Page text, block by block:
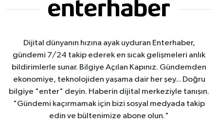
Dijital dünyanın hızına ayak uyduran Enterhaber,
gündemi 7/24 takip ederek en sıcak gelişmeleri anlık
bildirimlerle sunar. Bilgiye Açılan Kapınız. Gündemden
ekonomiye, teknolojiden yaşama dair her şey... Doğru
bilgiye "enter" deyin. Haberin dijital merkeziyle tanışın.
"Gündemi kaçırmamak için bizi sosyal medyada takip
edin ve bültenimize abone olun."